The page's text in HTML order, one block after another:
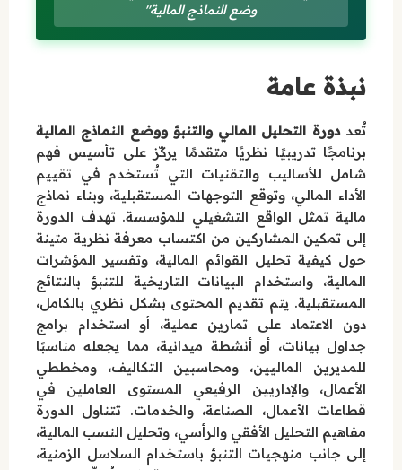
وضع النماذج المالية"
نبذة عامة
تُعددورة التحليل المالي والتنبؤ ووضع النماذج المالية
برنامجًا تدريبيًا نظريًا متقدمًا يركّز على تأسيس فهم
شامل للأساليب والتقنيات التي تُستخدم في تقييم
الأداء المالي، وتوقع التوجهات المستقبلية، وبناء نماذج
مالية تمثل الواقع التشغيلي للمؤسسة. تهدف الدورة
إلى تمكين المشاركين من اكتساب معرفة نظرية متينة
حول كيفية تحليل القوائم المالية، وتفسير المؤشرات
المالية، واستخدام البيانات التاريخية للتنبؤ بالنتائج
المستقبلية. يتم تقديم المحتوى بشكل نظري بالكامل،
دون الاعتماد على تمارين عملية، أو استخدام برامج
جداول بيانات، أو أنشطة ميدانية، مما يجعله مناسبًا
للمديرين الماليين، ومحاسبين التكاليف، ومخططي
الأعمال، والإداريين الرفيعي المستوى العاملين في
قطاعات الأعمال، الصناعة، والخدمات. تتناول الدورة
مفاهيم التحليل الأفقي والرأسي، وتحليل النسب المالية،
إلى جانب منهجيات التنبؤ باستخدام السلاسل الزمنية،